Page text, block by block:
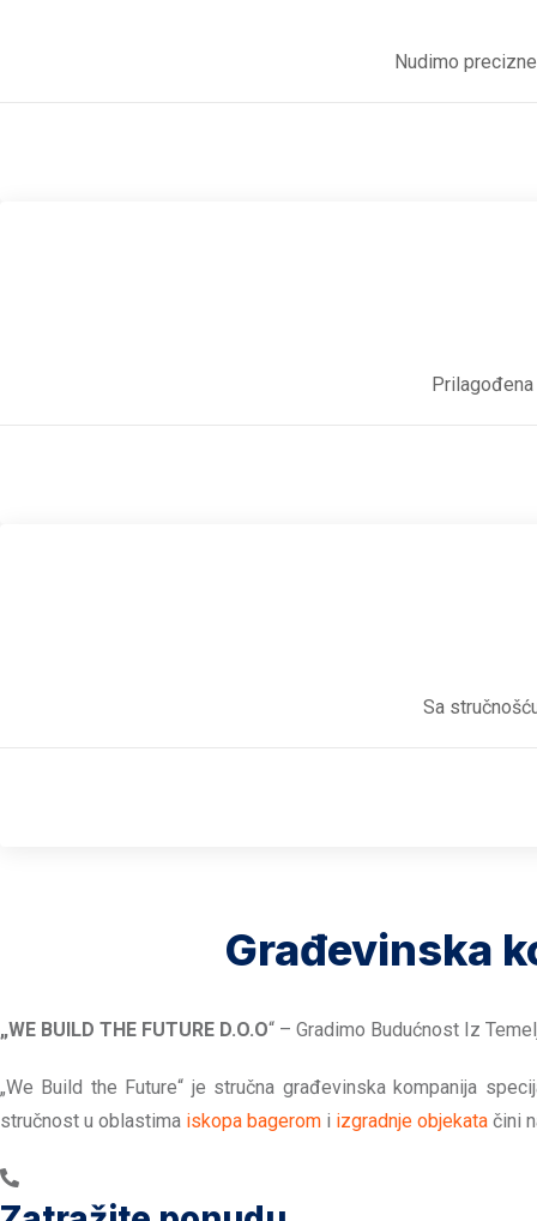
Nudimo
Sa
Građevinska
„WE BUILD THE FUTURE D.O.O“ – Gradimo Budućnost Iz
„We Build the Future“ je stručna građevinska kompanija
stručnost u oblastima iskopa bagerom i izgradnje objekata čini